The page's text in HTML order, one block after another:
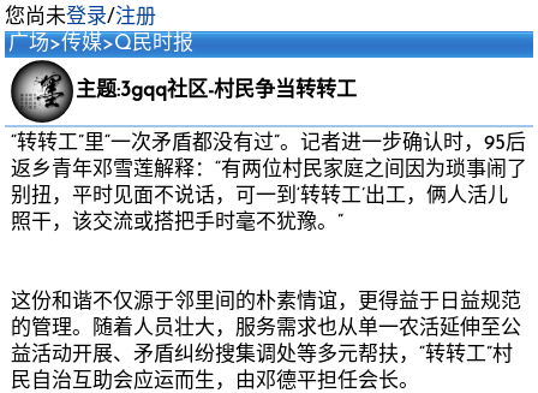
您尚未登录/注册
广场>传媒>Q民时报
主题:3gqq社区-村民争当转转工
“转转工”里“一次矛盾都没有过”。记者进一步确认时，95后
返乡青年邓雪莲解释：“有两位村民家庭之间因为琐事闹了
别扭，平时见面不说话，可一到‘转转工’出工，俩人活儿
照干，该交流或搭把手时毫不犹豫。”
这份和谐不仅源于邻里间的朴素情谊，更得益于日益规范
的管理。随着人员壮大，服务需求也从单一农活延伸至公
益活动开展、矛盾纠纷搜集调处等多元帮扶，“转转工”村
民自治互助会应运而生，由邓德平担任会长。